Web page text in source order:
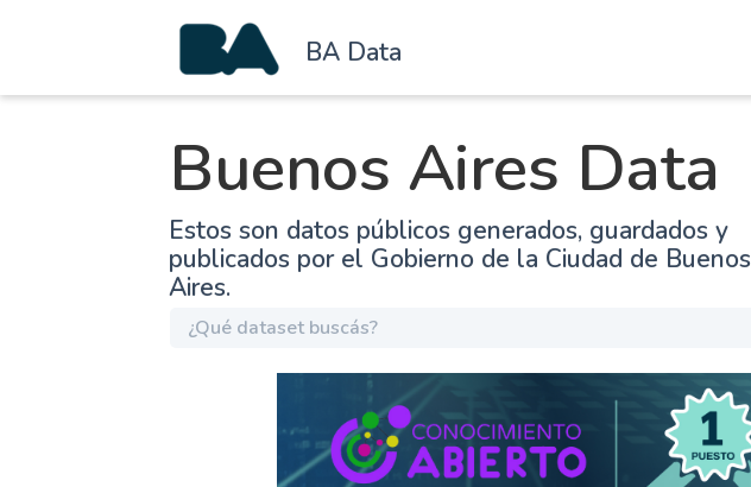
BA Data
Buenos Aires Data
Estos son datos públicos generados, guardados y
publicados por el Gobierno de la Ciudad de Buenos
Aires.